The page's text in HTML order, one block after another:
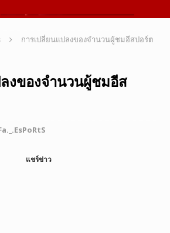
การเปลี่ยนแปลงของจำนวนผู้ชมอีสปอร์ต
งของจำนวนผู้ชมอีส
แชร์ข่าว